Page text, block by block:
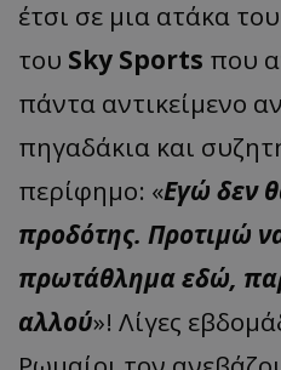
έτσι σε μια ατάκα
του Sky Sports που
πάντα αντικείμενο
πηγαδάκια και
περίφημο: «Εγώ δεν
προδότης. Προτιμώ
πρωτάθλημα εδώ,
αλλού»! Λίγες